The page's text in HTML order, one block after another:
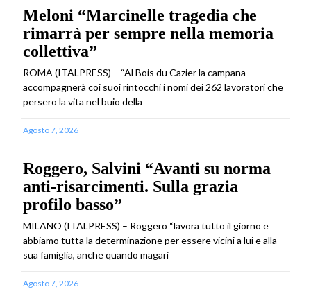
Meloni “Marcinelle tragedia che
rimarrà per sempre nella memoria
collettiva”
ROMA (ITALPRESS) – “Al Bois du Cazier la campana
accompagnerà coi suoi rintocchi i nomi dei 262 lavoratori che
persero la vita nel buio della
Agosto 7, 2026
Roggero, Salvini “Avanti su norma
anti-risarcimenti. Sulla grazia
profilo basso”
MILANO (ITALPRESS) – Roggero “lavora tutto il giorno e
abbiamo tutta la determinazione per essere vicini a lui e alla
sua famiglia, anche quando magari
Agosto 7, 2026